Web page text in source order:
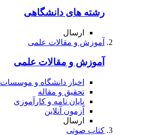
رشته های دانشگاهی
ارسال
آموزش و مقالات علمی
آموزش و مقالات علمی
اخبار دانشگاه و موسسات
تحقیق و مقاله
پایان نامه و کارآموزی
آزمون آنلاین
ارسال
کتاب صوتی